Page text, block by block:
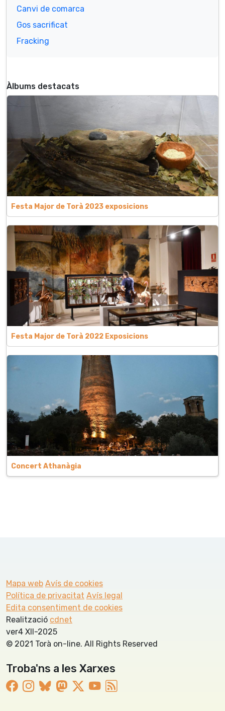
Canvi de comarca
Gos sacrificat
Fracking
Àlbums destacats
Festa Major de Torà 2023 exposicions
Festa Major de Torà 2022 Exposicions
Concert Athanàgia
Mapa web Avís de cookies
Política de privacitat Avís legal
Edita consentiment de cookies
Realització cdnet
ver4 XII-2025
© 2021 Torà on-line. All Rights Reserved
Troba'ns a les Xarxes